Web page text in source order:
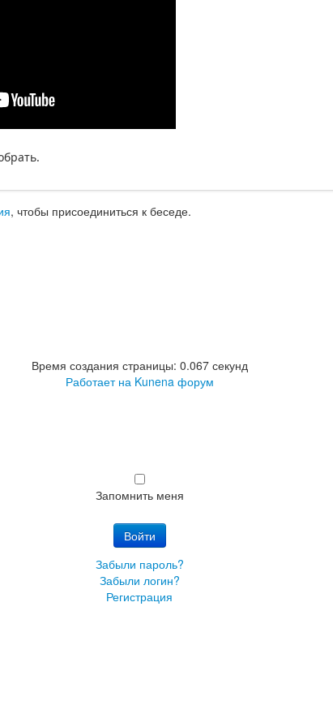
, чтобы присоединиться к беседе.
Время создания страницы: 0.067 секунд
Работает на Kunena форум
Запомнить меня
Войти
Забыли пароль?
Забыли логин?
Регистрация